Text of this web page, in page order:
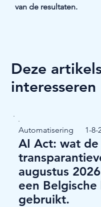
van de resultaten.
Automatisering 1-8-
AI Act: wat de
augustus
een
gebruikt.
Deze
interesseren